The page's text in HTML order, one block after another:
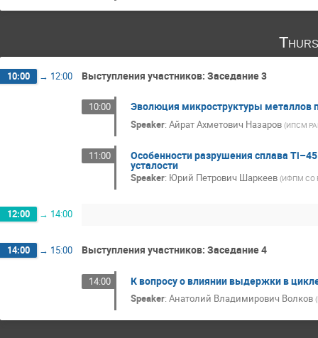
10:00 → 12:00 Выступления участников: Заседание 3
10:00 Эволюция микроструктуры металлов
Speaker: Айрат Ахметович Назаров (ИПСМ
11:00 Особенности разрушения сплава
усталости
Speaker: Юрий Петрович Шаркеев (ИФПМ СО
12:00 → 14:00
14:00 → 15:00 Выступления участников: Заседание 4
14:00 К вопросу о влиянии выдержки в
Speaker: Анатолий Владимирович Волков (